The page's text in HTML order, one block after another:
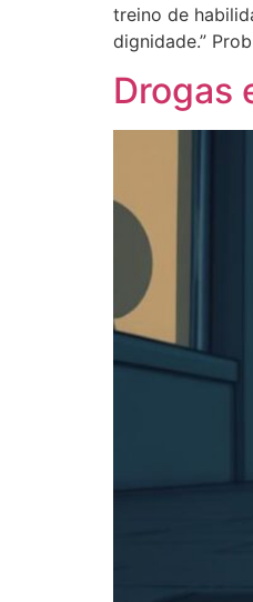
treino de
dignidade.”
Drogas